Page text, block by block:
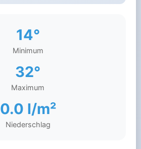
14°
Minimum
32°
Maximum
0.0 l/m²
Niederschlag